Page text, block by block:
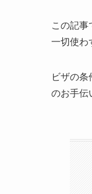
この記事
一切使わ
ビザの
のお手伝